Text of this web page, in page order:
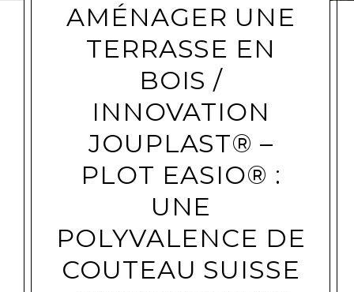
AMÉNAGER UNE
TERRASSE EN
BOIS /
INNOVATION
JOUPLAST® –
PLOT EASIO® :
UNE
POLYVALENCE DE
COUTEAU SUISSE